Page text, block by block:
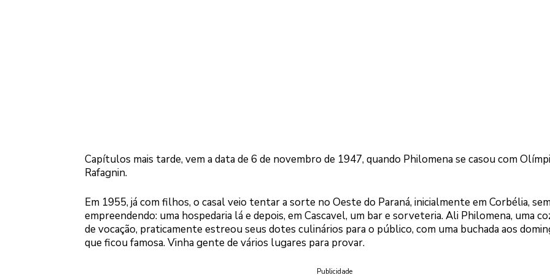
Capítulos mais tarde, vem a data de 6 de novembro de 1947, quando Philomena se casou com
Rafagnin.
Em 1955, já com filhos, o casal veio tentar a sorte no Oeste do Paraná, inicialmente em Corbélia,
empreendendo: uma hospedaria lá e depois, em Cascavel, um bar e sorveteria. Ali Philomena, uma
de vocação, praticamente estreou seus dotes culinários para o público, com uma buchada aos
que ficou famosa. Vinha gente de vários lugares para provar.
Publicidade